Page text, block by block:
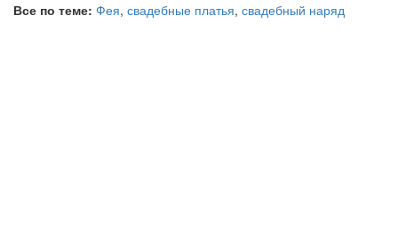
Все по теме: Фея, свадебные платья, свадебный наряд